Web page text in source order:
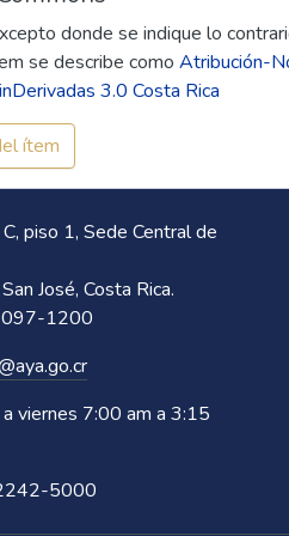
donde se indique lo
se describe como Atribución-
3.0 Costa Rica
ítem
piso 1, Sede Central de
José, Costa Rica.
1200
viernes 7:00 am a 3:15
5000